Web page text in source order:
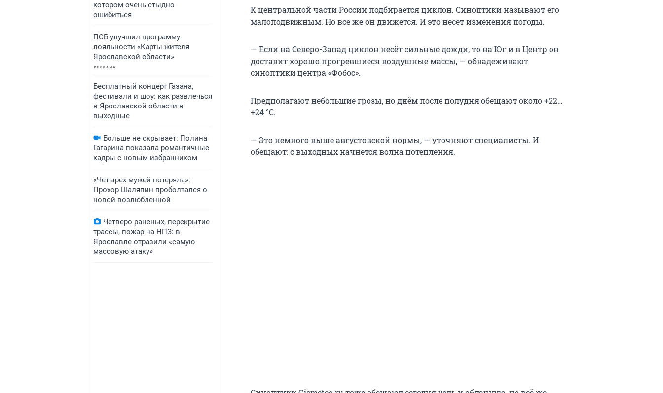
котором очень стыдно
ошибиться
ПСБ улучшил программу
лояльности «Карты жителя
Ярославской области»
Бесплатный концерт Газана,
фестивали и шоу: как развлечься
в Ярославской области в
выходные
Больше не скрывает: Полина
Гагарина показала романтичные
кадры с новым избранником
«Четырех мужей потеряла»:
Прохор Шаляпин проболтался о
новой возлюбленной
Четверо раненых, перекрытие
трассы, пожар на НПЗ: в
Ярославле отразили «самую
массовую атаку»
К центральной части России подбирается циклон. Синоптики называют его
малоподвижным. Но все же он движется. И это несет изменения погоды.
— Если на Северо-Запад циклон несёт сильные дожди, то на Юг и в Центр он
доставит хорошо прогревшиеся воздушные массы, — обнадеживают
синоптики центра «Фобос».
Предполагают небольшие грозы, но днём после полудня обещают около +22…
+24 °C.
— Это немного выше августовской нормы, — уточняют специалисты. И
обещают: с выходных начнется волна потепления.